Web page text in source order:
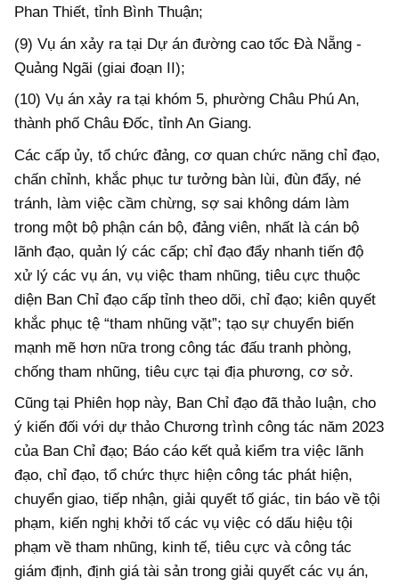
Phan Thiết, tỉnh Bình Thuận;
(9) Vụ án xảy ra tại Dự án đường cao tốc Đà Nẵng -
Quảng Ngãi (giai đoạn II);
(10) Vụ án xảy ra tại khóm 5, phường Châu Phú An,
thành phố Châu Đốc, tỉnh An Giang.
Các cấp ủy, tổ chức đảng, cơ quan chức năng chỉ đạo,
chấn chỉnh, khắc phục tư tưởng bàn lùi, đùn đẩy, né
tránh, làm việc cầm chừng, sợ sai không dám làm
trong một bộ phận cán bộ, đảng viên, nhất là cán bộ
lãnh đạo, quản lý các cấp; chỉ đạo đẩy nhanh tiến độ
xử lý các vụ án, vụ việc tham nhũng, tiêu cực thuộc
diện Ban Chỉ đạo cấp tỉnh theo dõi, chỉ đạo; kiên quyết
khắc phục tệ “tham nhũng vặt”; tạo sự chuyển biến
mạnh mẽ hơn nữa trong công tác đấu tranh phòng,
chống tham nhũng, tiêu cực tại địa phương, cơ sở.
Cũng tại Phiên họp này, Ban Chỉ đạo đã thảo luận, cho
ý kiến đối với dự thảo Chương trình công tác năm 2023
của Ban Chỉ đạo; Báo cáo kết quả kiểm tra việc lãnh
đạo, chỉ đạo, tổ chức thực hiện công tác phát hiện,
chuyển giao, tiếp nhận, giải quyết tố giác, tin báo về tội
phạm, kiến nghị khởi tố các vụ việc có dấu hiệu tội
phạm về tham nhũng, kinh tế, tiêu cực và công tác
giám định, định giá tài sản trong giải quyết các vụ án,